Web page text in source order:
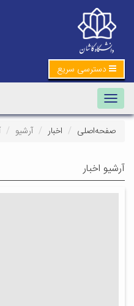
دسترسی سریع
Toggle navigation
صفحه‌اصلی اخبار آرشیو
آرشیو اخبار